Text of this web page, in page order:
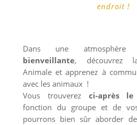
endroit !
Dans une atmosphère
bienveillante, découvrez
Animale et apprenez à
avec les animaux !
Vous trouverez ci-après le
fonction du groupe et de
pourrons bien sûr aborder